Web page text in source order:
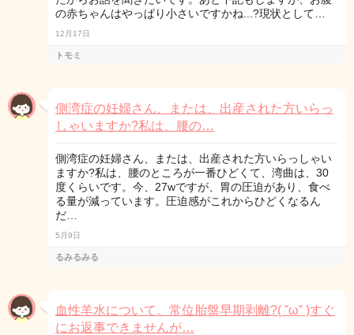
の赤ちゃんはやっぱり小さいですかね...?現状として…
12月17日
トモミ
側湾症の妊婦さん、または、出産された方いらっ
しゃいますか?私は、腰の…
側湾症の妊婦さん、または、出産された方いらっしゃい
ますか?私は、腰のところが一番ひどくて、湾曲は、30
度くらいです。今、27wですが、胃の圧迫があり、食べ
る量が減っています。圧迫感がこれからひどくなるん
だ…
5月9日
るみるみる
血性羊水について。常位胎盤早期剥離?( ˇωˇ )すぐ
にお返事できませんが…